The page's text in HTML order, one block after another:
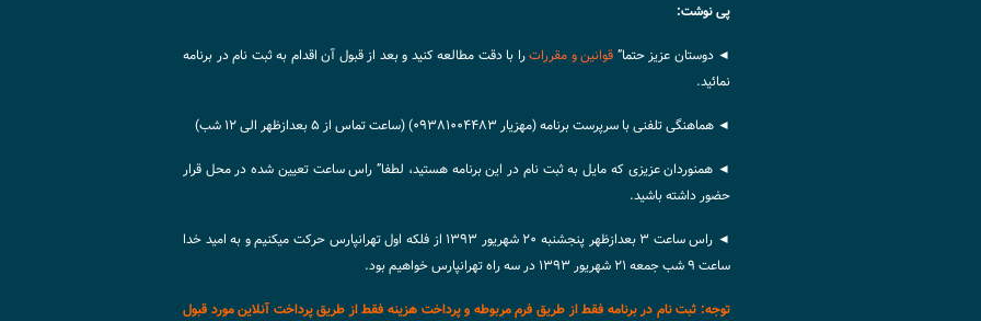
پی نوشت:
◄ دوستان عزیز حتما” قوانین و مقرراترا با دقت مطالعه کنید و بعد از قبول آن اقدام به ثبت نام در برنامه
نمائید.
◄ هماهنگی تلفنی با سرپرست برنامه (مهزیار ۰۹۳۸۱۰۰۴۴۸۳)‏ (ساعت تماس از ۵ بعدازظهر الی ۱۲ شب)‏
◄ همنوردان عزیزی که مایل به ثبت نام در این برنامه هستید، لطفا” راس ساعت تعیین شده در محل قرار
حضور داشته باشید.
◄ راس ساعت ۳ بعدازظهر پنجشنبه ۲۰ شهریور ۱۳۹۳ از فلکه اول تهرانپارس حرکت میکنیم و به امید خدا
ساعت ۹ شب جمعه ۲۱ شهریور ۱۳۹۳ در سه راه تهرانپارس خواهیم بود.
توجه: ثبت نام در برنامه فقط از طریق فرم مربوطه و پرداخت هزینه فقط از طریق پرداخت آنلاین مورد قبول